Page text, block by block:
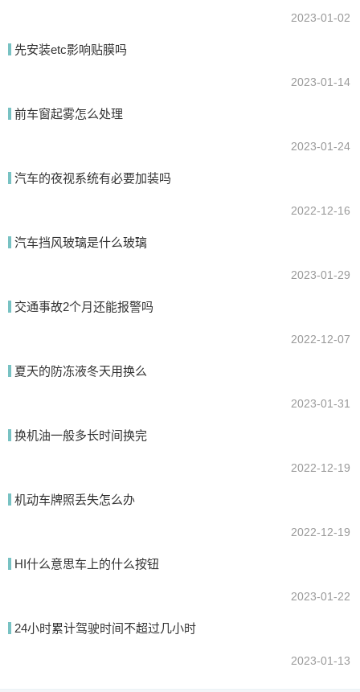
2023-01-02
先安装etc影响贴膜吗
2023-01-14
前车窗起雾怎么处理
2023-01-24
汽车的夜视系统有必要加装吗
2022-12-16
汽车挡风玻璃是什么玻璃
2023-01-29
交通事故2个月还能报警吗
2022-12-07
夏天的防冻液冬天用换么
2023-01-31
换机油一般多长时间换完
2022-12-19
机动车牌照丢失怎么办
2022-12-19
HI什么意思车上的什么按钮
2023-01-22
24小时累计驾驶时间不超过几小时
2023-01-13